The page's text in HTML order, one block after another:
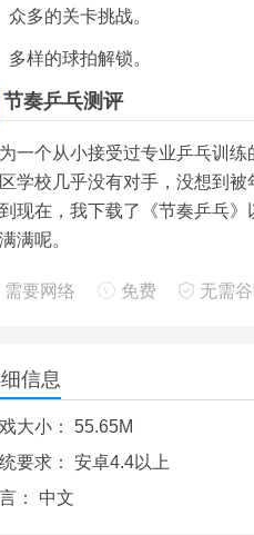
众多的关卡挑战。
多样的球拍解锁。
节奏乒乓测评
一个从小接受过专业乒乓训
学校几乎没有对手，没想到被
现在，我下载了《节奏乒乓
满呢。
需要网络 免费 无需
信息
大小： 55.65M
要求： 安卓4.4以上
： 中文